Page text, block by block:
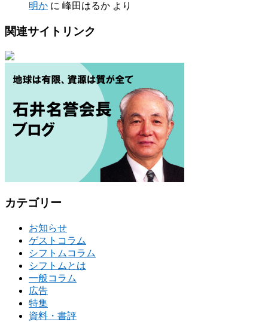
明か に 峰田はるか より
関連サイトリンク
カテゴリー
お知らせ
ゲストコラム
シフトムコラム
シフトムとは
一般コラム
広告
特集
資料・書評